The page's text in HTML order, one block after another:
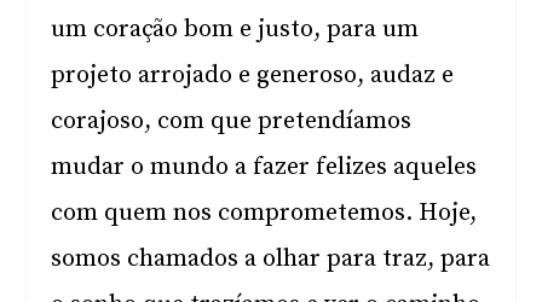
um coração bom e justo, para um
projeto arrojado e generoso, audaz e
corajoso, com que pretendíamos
mudar o mundo a fazer felizes aqueles
com quem nos comprometemos. Hoje,
somos chamados a olhar para traz, para